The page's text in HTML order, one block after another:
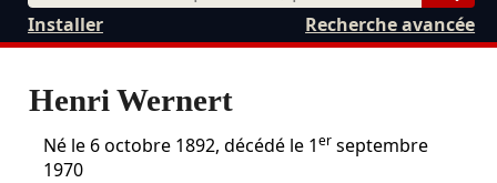
Recherche avancée
Installer
Henri Wernert
Né le 6 octobre 1892, décédé le 1erseptembre
1970